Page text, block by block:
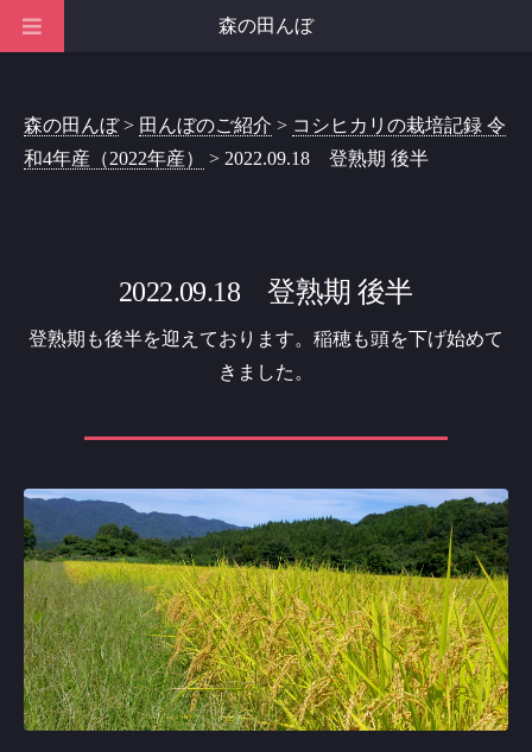
森の田んぼ> 田んぼのご紹介 > コシヒカリの栽培記録 令
和4年産（2022年産）
> 2022.09.18 登熟期 後半
2022.09.18 登熟期 後半
登熟期も後半を迎えております。稲穂も頭を下げ始めて
きました。
森の田んぼ